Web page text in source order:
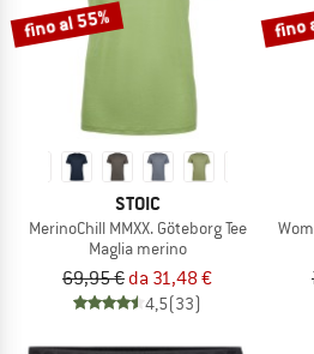
fino al 55%
STOIC
MerinoChill MMXX. Göteborg Tee
Maglia merino
69,95 € da 31,48 €
4,5(33)
fino